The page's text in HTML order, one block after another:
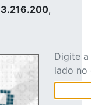
,
Digite
lado no